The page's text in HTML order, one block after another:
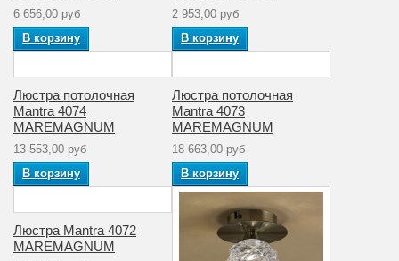
6 656,00 руб
В корзину
2 953,00 руб
В корзину
Люстра потолочная
Mantra 4074
MAREMAGNUM
13 553,00 руб
В корзину
Люстра потолочная
Mantra 4073
MAREMAGNUM
18 663,00 руб
В корзину
Люстра Mantra 4072
MAREMAGNUM